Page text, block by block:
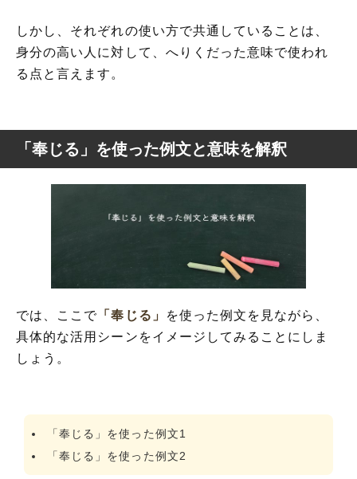
しかし、それぞれの使い方で共通していることは、
身分の高い人に対して、へりくだった意味で使われ
る点と言えます。
「奉じる」を使った例文と意味を解釈
では、ここで 「奉じる」
を使った例文を見ながら、
具体的な活用シーンをイメージしてみることにしま
しょう。
「奉じる」を使った例文1
「奉じる」を使った例文2